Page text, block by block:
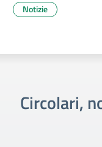
Notizie
Circolari,